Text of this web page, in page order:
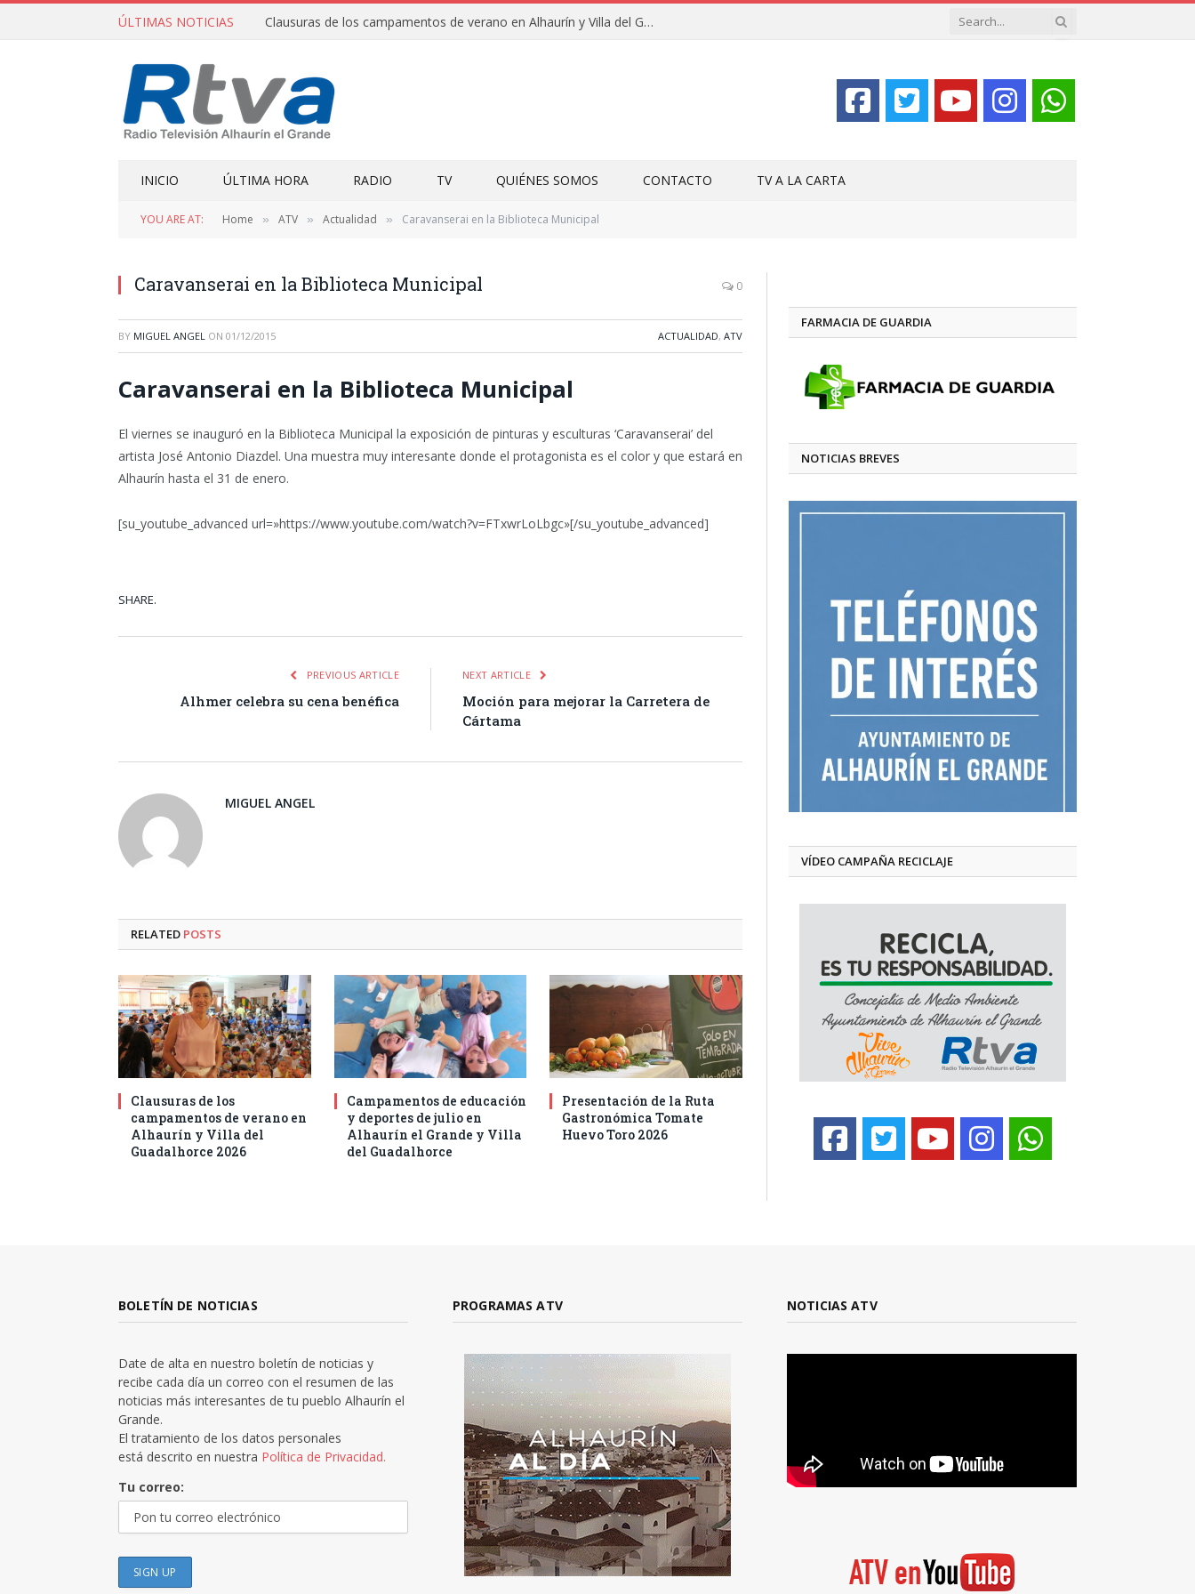
ÚLTIMAS NOTICIAS Clausuras de los campamentos de verano en Alhaurín y Villa del Guadalhorce 2026
INICIO ÚLTIMA HORA RADIO TV QUIÉNES SOMOS CONTACTO TV A LA CARTA
YOU ARE AT: Home » ATV » Actualidad » Caravanserai en la Biblioteca Municipal
Caravanserai en la Biblioteca Municipal 0
BY MIGUEL ANGEL ON 01/12/2015 ACTUALIDAD, ATV
Caravanserai en la Biblioteca Municipal
El viernes se inauguró en la Biblioteca Municipal la exposición de pinturas y esculturas ‘Caravanserai’ del
artista José Antonio Diazdel. Una muestra muy interesante donde el protagonista es el color y que estará en
Alhaurín hasta el 31 de enero.
[su_youtube_advanced url=»https://www.youtube.com/watch?v=FTxwrLoLbgc»[/su_youtube_advanced]
SHARE.
PREVIOUS ARTICLE
Alhmer celebra su cena benéfica
NEXT ARTICLE
Moción para mejorar la Carretera de
Cártama
MIGUEL ANGEL
RELATED POSTS
Clausuras de los
campamentos de verano en
Alhaurín y Villa del
Guadalhorce 2026
Campamentos de educación
y deportes de julio en
Alhaurín el Grande y Villa
del Guadalhorce
Presentación de la Ruta
Gastronómica Tomate
Huevo Toro 2026
FARMACIA DE GUARDIA
NOTICIAS BREVES
VÍDEO CAMPAÑA RECICLAJE
BOLETÍN DE NOTICIAS
Date de alta en nuestro boletín de noticias y
recibe cada día un correo con el resumen de las
noticias más interesantes de tu pueblo Alhaurín el
Grande.
El tratamiento de los datos personales
está descrito en nuestra Política de Privacidad.
Tu correo:
PROGRAMAS ATV NOTICIAS ATV